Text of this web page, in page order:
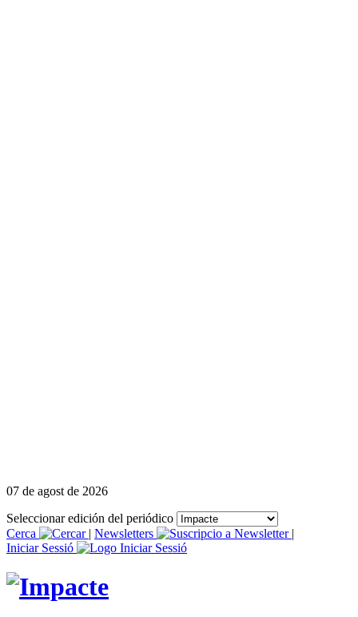
07 de agost de 2026
Seleccionar edición del periódico
Cerca
| Newsletters
|
Iniciar Sessió